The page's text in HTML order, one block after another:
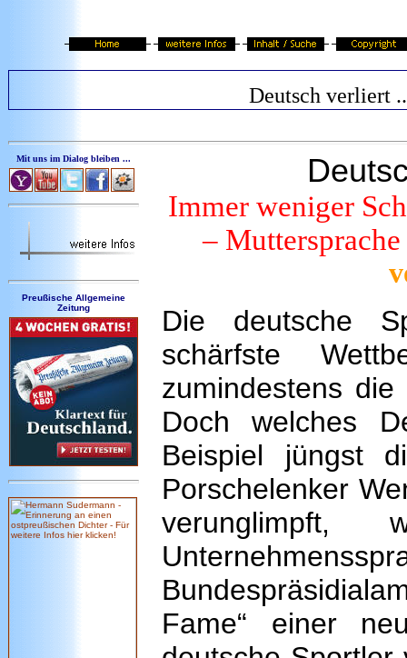
Deutsch verliert
Mit uns im Dialog bleiben ...
Preußische Allgemeine
Zeitung
Immer weniger
–
Die deutsche
schärfste
zumindestens
Doch welches
Beispiel jüngst
Porschelenker
Fame“ einer